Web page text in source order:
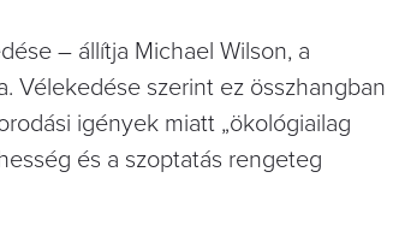
– állítja Michael Wilson, a
Vélekedése szerint ez összhangban
igények miatt „ökológiailag
és a szoptatás rengeteg